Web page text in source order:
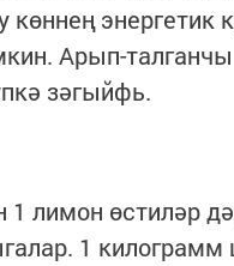
энергетик
Арып-
зәгыйфь.
1 лимон өстиләр
1 килограмм